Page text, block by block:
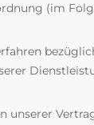
(im
unserer